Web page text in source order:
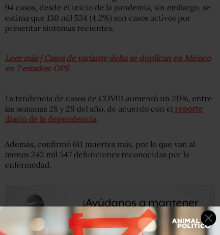
94 casos, desde el inicio de la pandemia, sin embargo, se
estima que 130 mil 534 (4.2%) son casos activos por
presentar síntomas recientes.
Leer más | Casos de variante delta se duplican en México
en 7 estados: OPS
La tendencia de casos de COVID aumentó un 20%, entre
las semanas 28 y 29 del año, de acuerdo con el reporte
diario de la dependencia.
Además, confirmó 611 muertes más, por lo que van al
menos 242 mil 547 defunciones reconocidas por la
enfermedad.